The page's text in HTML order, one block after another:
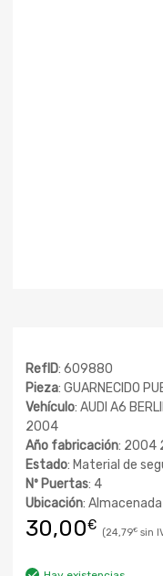
RefID: 609880
Pieza: GUARNECIDO
Vehículo: AUDI A6
2004
Año fabricación: 2004
Estado: Material de
Nº Puertas: 4
Ubicación: Almacenada
30,00€ 24,79€